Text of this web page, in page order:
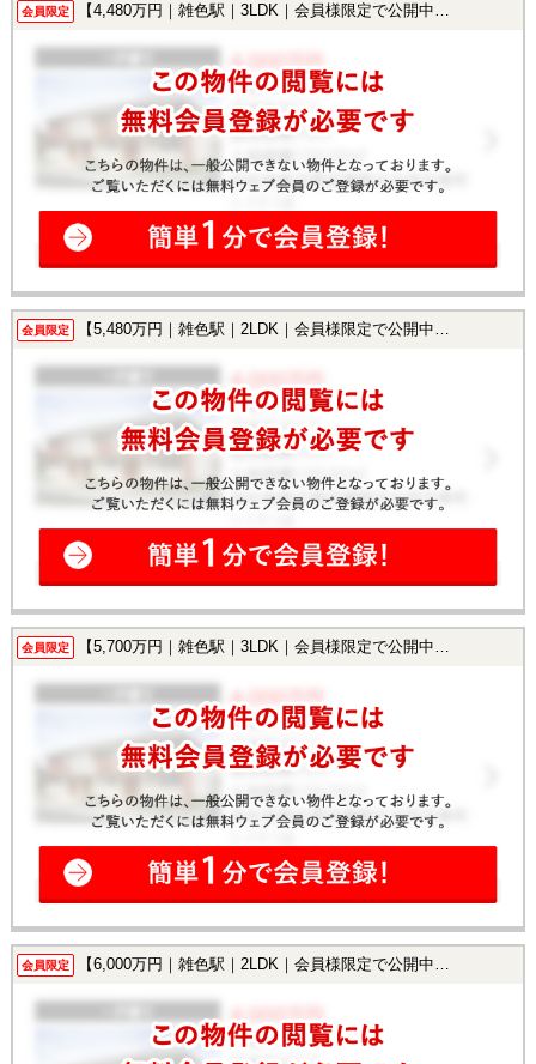
会員限定 【4,480万円｜雑色駅｜3LDK｜会員様限定で公開中！】
会員限定 【5,480万円｜雑色駅｜2LDK｜会員様限定で公開中！】
会員限定 【5,700万円｜雑色駅｜3LDK｜会員様限定で公開中！】
会員限定 【6,000万円｜雑色駅｜2LDK｜会員様限定で公開中！】